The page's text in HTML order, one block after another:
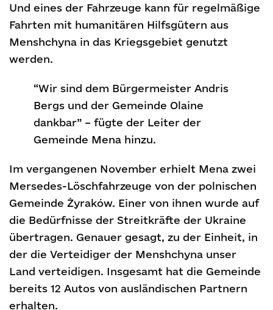
Und eines der Fahrzeuge kann für regelmäßige
Fahrten mit humanitären Hilfsgütern aus
Menshchyna in das Kriegsgebiet genutzt
werden.
“Wir sind dem Bürgermeister Andris
Bergs und der Gemeinde Olaine
dankbar” – fügte der Leiter der
Gemeinde Mena hinzu.
Im vergangenen November erhielt Mena zwei
Mersedes-Löschfahrzeuge von der polnischen
Gemeinde Żyraków. Einer von ihnen wurde auf
die Bedürfnisse der Streitkräfte der Ukraine
übertragen. Genauer gesagt, zu der Einheit, in
der die Verteidiger der Menshchyna unser
Land verteidigen. Insgesamt hat die Gemeinde
bereits 12 Autos von ausländischen Partnern
erhalten.